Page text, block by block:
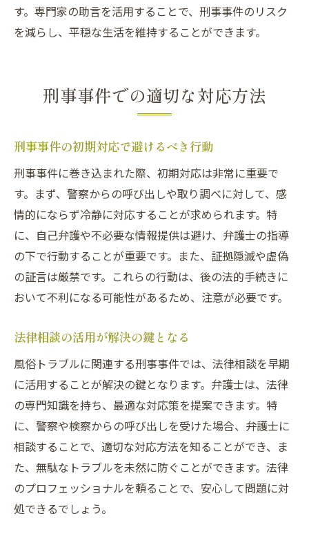
す。専門家の助言を活用することで、刑事事件のリスク
を減らし、平穏な生活を維持することができます。
刑事事件での適切な対応方法
刑事事件の初期対応で避けるべき行動
刑事事件に巻き込まれた際、初期対応は非常に重要で
す。まず、警察からの呼び出しや取り調べに対して、感
情的にならず冷静に対応することが求められます。特
に、自己弁護や不必要な情報提供は避け、弁護士の指導
の下で行動することが重要です。また、証拠隠滅や虚偽
の証言は厳禁です。これらの行動は、後の法的手続きに
おいて不利になる可能性があるため、注意が必要です。
法律相談の活用が解決の鍵となる
風俗トラブルに関連する刑事事件では、法律相談を早期
に活用することが解決の鍵となります。弁護士は、法律
の専門知識を持ち、最適な対応策を提案できます。特
に、警察や検察からの呼び出しを受けた場合、弁護士に
相談することで、適切な対応方法を知ることができ、ま
た、無駄なトラブルを未然に防ぐことができます。法律
のプロフェッショナルを頼ることで、安心して問題に対
処できるでしょう。